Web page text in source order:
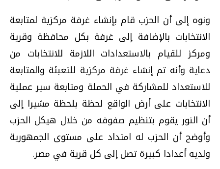
ونوه إلى أن الحزب قام بإنشاء غرفة مركزية لمتابعة
الانتخابات بالإضافة إلى غرفة بكل محافظة وقرية
ومركز للقيام بالاستعدادات اللازمة للانتخابات من
دعاية وأنه تم إنشاء غرفة مركزية للتعبئة والمتابعة
للاستعداد للمشاركة في الحملة ومتابعة سير عملية
الانتخابات على أرض الواقع لحظة بلحظة مشيرا إلى
أن النور يقوم بتنظيم صفوفه من خلال هيكل الحزب
وأوضح أن الحزب له امتداد على مستوى الجمهورية
ولديه أعدادا كبيرة تصل إلى كل قرية في مصر.